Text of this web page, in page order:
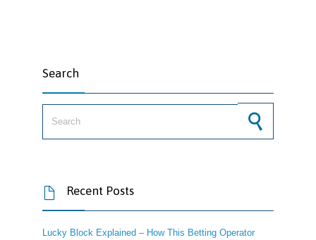
Search
 Recent Posts
Lucky Block Explained – How This Betting Operator